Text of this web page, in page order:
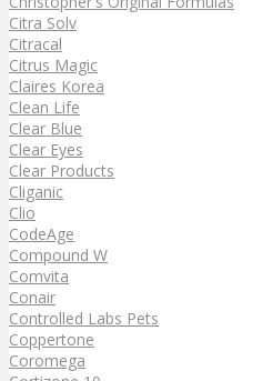
Citra Solv
Citracal
Citrus Magic
Claires Korea
Clean Life
Clear Blue
Clear Eyes
Clear Products
Cliganic
Clio
CodeAge
Compound W
Comvita
Conair
Controlled Labs Pets
Coppertone
Coromega